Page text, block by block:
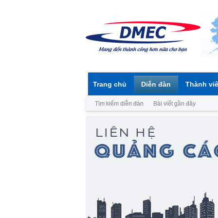
Trang chủ Diễn đàn
Tìm kiếm diễn đàn Bài viết gần đây
Thành